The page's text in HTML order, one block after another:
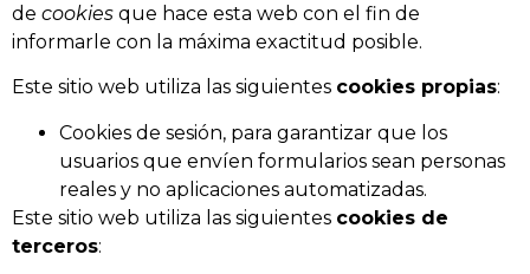
de cookies que hace esta web con el fin de
informarle con la máxima exactitud posible.
Este sitio web utiliza las siguientes cookies propias:
Cookies de sesión, para garantizar que los
usuarios que envíen formularios sean personas
reales y no aplicaciones automatizadas.
Este sitio web utiliza las siguientes cookies de
terceros: